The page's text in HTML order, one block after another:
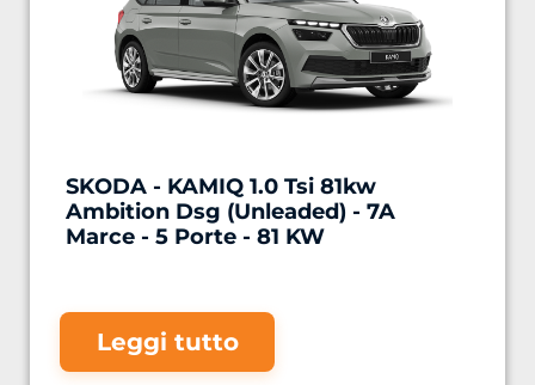
SKODA - KAMIQ 1.0 Tsi 81kw
Ambition Dsg (Unleaded) - 7A
Marce - 5 Porte - 81 KW
Leggi tutto